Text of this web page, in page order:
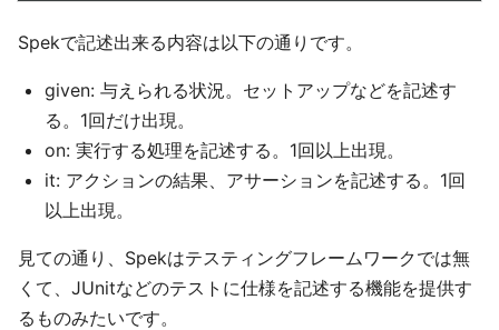
Spekで記述出来る内容は以下の通りです。
given: 与えられる状況。セットアップなどを記述す
る。1回だけ出現。
on: 実行する処理を記述する。1回以上出現。
it: アクションの結果、アサーションを記述する。1回
以上出現。
見ての通り、Spekはテスティングフレームワークでは無
くて、JUnitなどのテストに仕様を記述する機能を提供す
るものみたいです。